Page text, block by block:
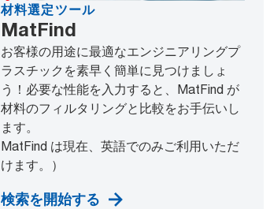
材料選定ツール
MatFind
お客様の用途に最適なエンジニアリングプ
ラスチックを素早く簡単に見つけましょ
う！必要な性能を入力すると、MatFind が
材料のフィルタリングと比較をお手伝いし
ます。
MatFind は現在、英語でのみご利用いただ
けます。）
検索を開始する